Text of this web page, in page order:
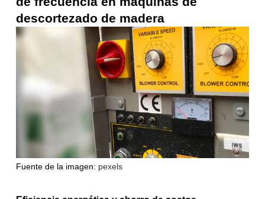
descortezado de madera
Fuente de la imagen: pexels